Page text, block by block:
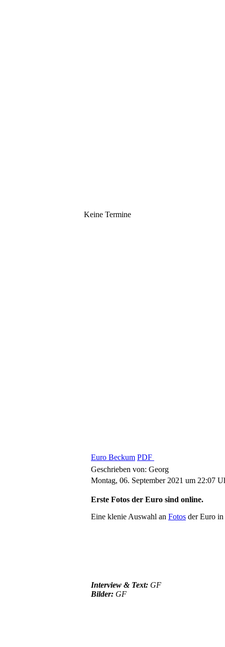
Keine Termine
Euro Beckum PDF
Geschrieben von: Georg
Montag, 06. September 2021 um 22:07
Erste Fotos der Euro sind online.
Eine klenie Auswahl an Fotos der Euro
Interview & Text: GF
Bilder: GF